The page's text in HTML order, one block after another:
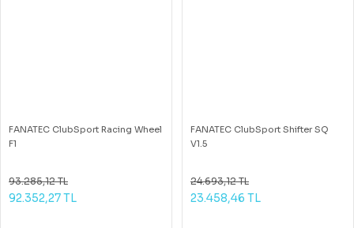
FANATEC ClubSport Racing Wheel
F1
93.285,12 TL
92.352,27 TL
FANATEC ClubSport Shifter SQ
V1.5
24.693,12 TL
23.458,46 TL